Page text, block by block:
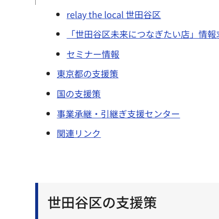
relay the local 世田谷区
「世田谷区未来につなぎたい店」情
セミナー情報
東京都の支援策
国の支援策
事業承継・引継ぎ支援センター
関連リンク
世田谷区の支援策